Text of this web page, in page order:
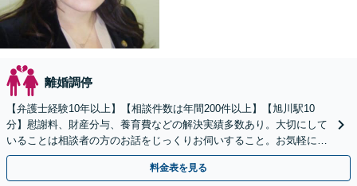
離婚調停
【弁護士経験10年以上】【相談件数は年間200件以上】【旭川駅10
分】慰謝料、財産分与、養育費などの解決実績多数あり。大切にして
いることは相談者の方のお話をじっくりお伺いすること。お気軽にご
相談ください【初回40分無料相談】
料金表を見る